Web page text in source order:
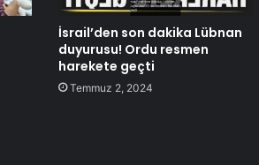
İsrail’den son dakika Lübnan
duyurusu! Ordu resmen
harekete geçti
Temmuz 2, 2024